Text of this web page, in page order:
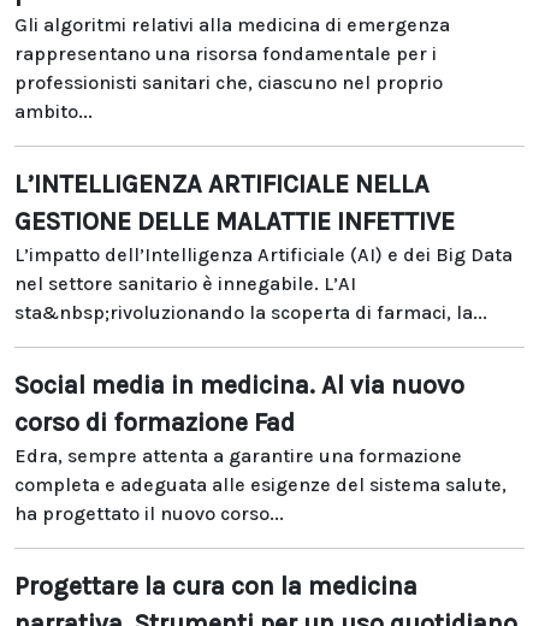
Gli algoritmi relativi alla medicina di emergenza
rappresentano una risorsa fondamentale per i
professionisti sanitari che, ciascuno nel proprio
ambito...
L’INTELLIGENZA ARTIFICIALE NELLA
GESTIONE DELLE MALATTIE INFETTIVE
L’impatto dell’Intelligenza Artificiale (AI) e dei Big Data
nel settore sanitario è innegabile. L’AI
sta&nbsp;rivoluzionando la scoperta di farmaci, la...
Social media in medicina. Al via nuovo
corso di formazione Fad
Edra, sempre attenta a garantire una formazione
completa e adeguata alle esigenze del sistema salute,
ha progettato il nuovo corso...
Progettare la cura con la medicina